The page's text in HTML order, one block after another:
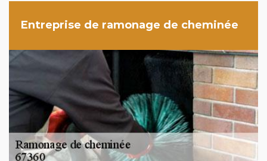
Entreprise de ramonage de cheminée